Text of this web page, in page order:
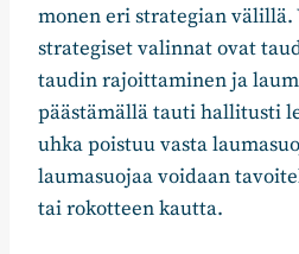
monen eri strategian
strategiset valinnat ovat
taudin rajoittaminen ja
päästämällä tauti hallitusti
uhka poistuu vasta
laumasuojaa voidaan
tai rokotteen kautta.